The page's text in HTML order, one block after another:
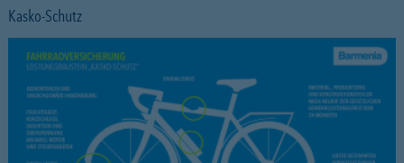
Kasko-Schutz